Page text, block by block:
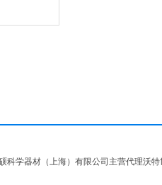
科学器材（上海）有限公司主营代理沃